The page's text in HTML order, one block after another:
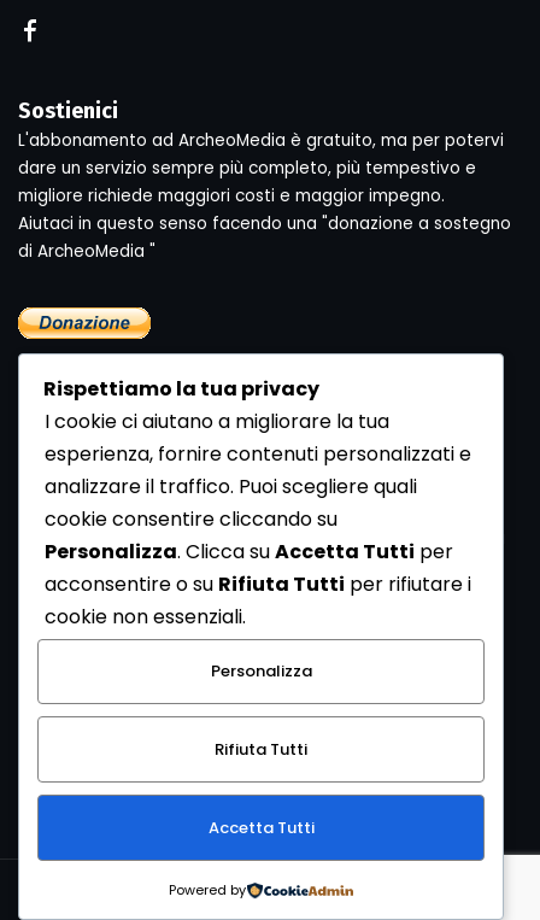
Sostienici
L'abbonamento ad ArcheoMedia è gratuito, ma per potervi
dare un servizio sempre più completo, più tempestivo e
migliore richiede maggiori costi e maggior impegno.
Aiutaci in questo senso facendo una "donazione a sostegno
di ArcheoMedia "
Newsletter
Se vuoi ricevere la Rivista gratuita di archeologia realizzata
dalla Redazione di ArcheoMedia iscriviti alla nostra
Newsletter [Clicca Qui]
Con l'invio del messaggio l'utente dichiara di aver letto
l’informativa sulla privacy e di acconsentire al trattamento
dei propri dati personali.
Copyright © 1999-2026Mediares S.c.PI 07341730013 - [
Rispettiamo la tua privacy
I cookie ci aiutano a migliorare la tua
esperienza, fornire contenuti personalizzati e
analizzare il traffico. Puoi scegliere quali
cookie consentire cliccando su
Personalizza. Clicca suAccetta Tutti per
acconsentire o su Rifiuta Tutti per rifiutare i
cookie non essenziali.
Personalizza
Rifiuta Tutti
Accetta Tutti
Powered by